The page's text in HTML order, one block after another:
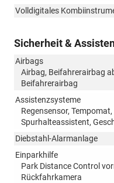
Volldigitales
Sicherheit &
Airbags
Airbag, Beifahrerairbag
Beifahrerairbag
Assistenzsysteme
Regensensor,
Spurhalteassistent,
Diebstahl-Alarmanlage
Einparkhilfe
Park Distance Control
Rückfahrkamera